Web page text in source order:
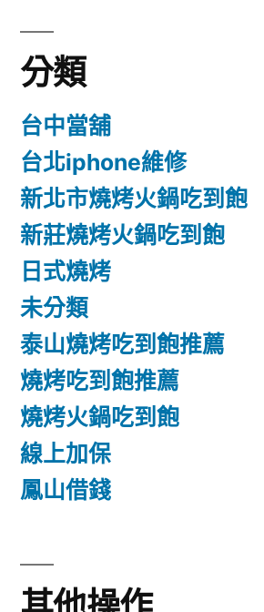
分類
台中當舖
台北iphone維修
新北市燒烤火鍋吃到飽
新莊燒烤火鍋吃到飽
日式燒烤
未分類
泰山燒烤吃到飽推薦
燒烤吃到飽推薦
燒烤火鍋吃到飽
線上加保
鳳山借錢